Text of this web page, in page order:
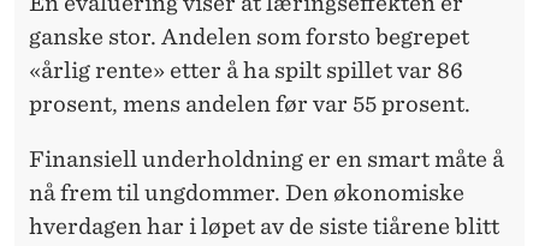
ganske stor. Andelen som forsto begrepet
«årlig rente» etter å ha spilt spillet var 86
prosent, mens andelen før var 55 prosent.
Finansiell underholdning er en smart måte å
nå frem til ungdommer. Den økonomiske
hverdagen har i løpet av de siste tiårene blitt